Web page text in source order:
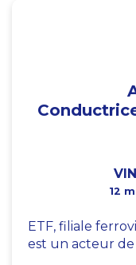
12
ETF, filiale
est un acteur de